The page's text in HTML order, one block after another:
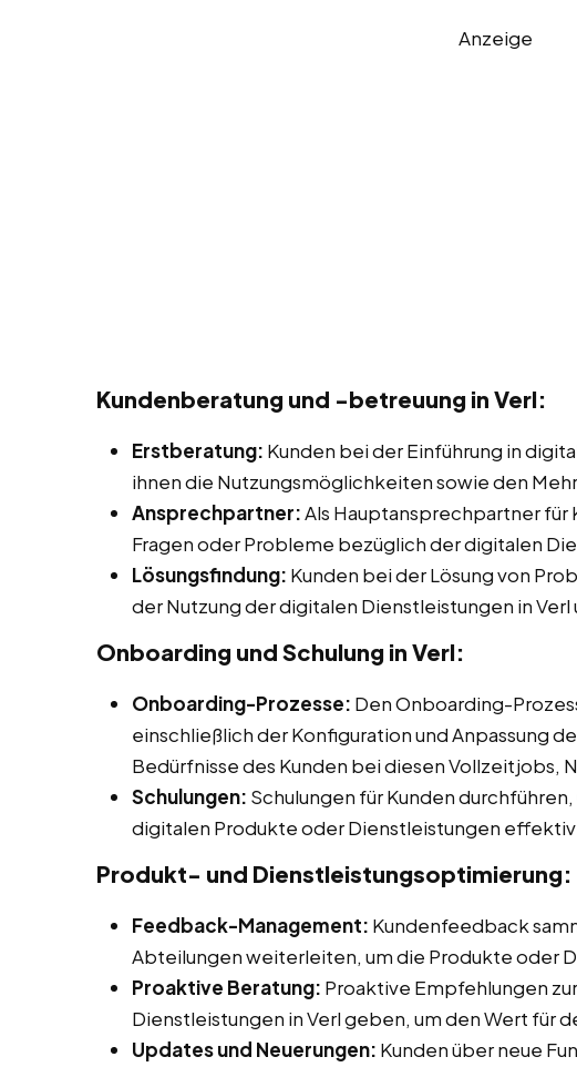
Anzeige
Kundenberatung und -betreuung in Verl:
Erstberatung: Kunden bei der Einführung in
ihnen die Nutzungsmöglichkeiten sowie den
Ansprechpartner:Als Hauptansprechpartner für
Fragen oder Probleme bezüglich der digitalen
Lösungsfindung: Kunden bei der Lösung von
der Nutzung der digitalen Dienstleistungen in
Onboarding und Schulung in Verl:
Onboarding-Prozesse: Den Onboarding-
einschließlich der Konfiguration und Anpassung
Bedürfnisse des Kunden bei diesen Vollzeitjobs,
Schulungen: Schulungen für Kunden
digitalen Produkte oder Dienstleistungen
Produkt- und Dienstleistungsoptimierung:
Feedback-Management: Kundenfeedback
Abteilungen weiterleiten, um die Produkte oder
Proaktive Beratung: Proaktive Empfehlungen
Dienstleistungen in Verl geben, um den Wert für
Updates und Neuerungen: Kunden über neue